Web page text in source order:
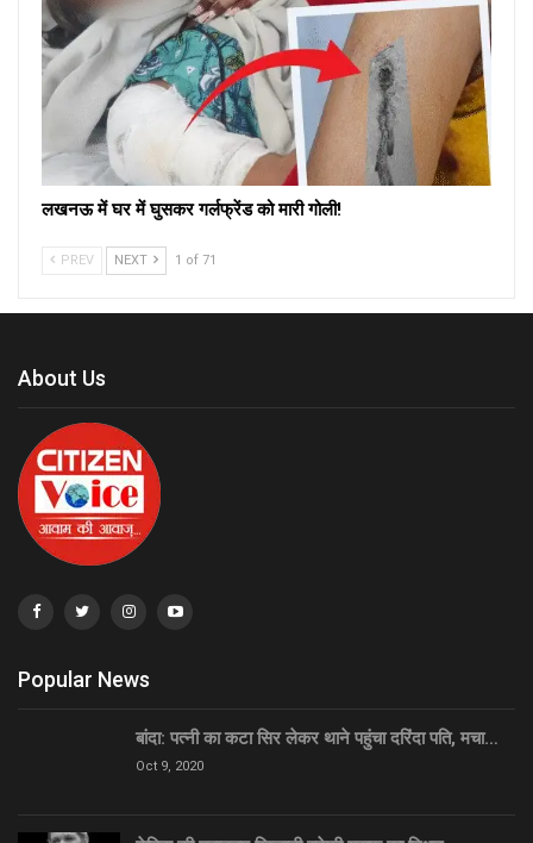
लखनऊ में घर में घुसकर गर्लफ्रेंड को मारी गोली!
PREV NEXT 1 of 71
About Us
Popular News
बांदा: पत्नी का कटा सिर लेकर थाने पहुंचा दरिंदा पति, मचा…
Oct 9, 2020